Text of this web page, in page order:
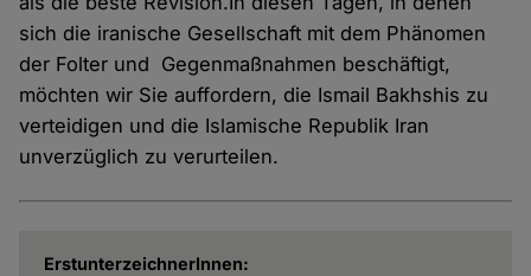
sich die iranische Gesellschaft mit dem Phänomen
der Folter und Gegenmaßnahmen beschäftigt,
möchten wir Sie auffordern, die Ismail Bakhshis zu
verteidigen und die Islamische Republik Iran
unverzüglich zu verurteilen.
ErstunterzeichnerInnen: